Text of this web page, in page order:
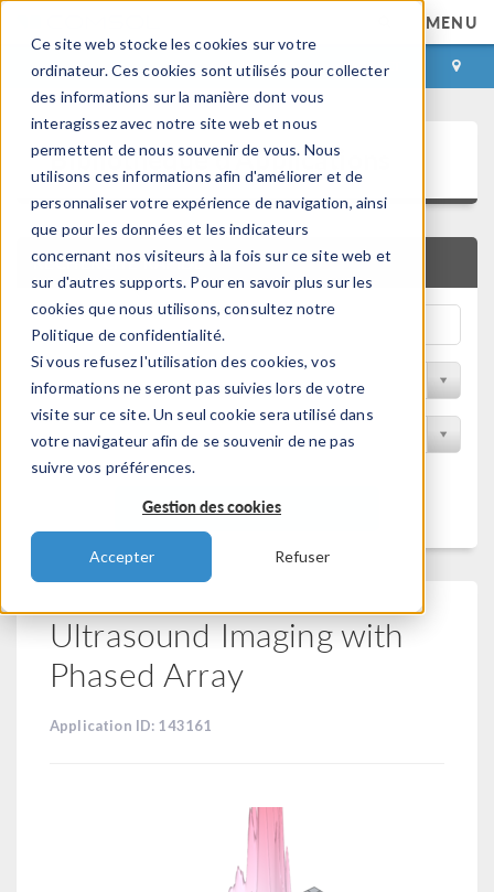
Ce site web stocke les cookies sur votre
ordinateur. Ces cookies sont utilisés pour collecter
des informations sur la manière dont vous
interagissez avec notre site web et nous
permettent de nous souvenir de vous. Nous
utilisons ces informations afin d'améliorer et de
personnaliser votre expérience de navigation, ainsi
que pour les données et les indicateurs
concernant nos visiteurs à la fois sur ce site web et
sur d'autres supports. Pour en savoir plus sur les
cookies que nous utilisons, consultez notre
Politique de confidentialité.
Si vous refusez l'utilisation des cookies, vos
informations ne seront pas suivies lors de votre
visite sur ce site. Un seul cookie sera utilisé dans
votre navigateur afin de se souvenir de ne pas
suivre vos préférences.
Gestion des cookies
Accepter Refuser
MENU
CONNEXION CONTACT
Bibliothèque d'Applications
RECHERCHE RAPIDE
Trier par Discipline
Filtrer par produit
Filtrer
Ultrasound Imaging with
Phased Array
Application ID: 143161